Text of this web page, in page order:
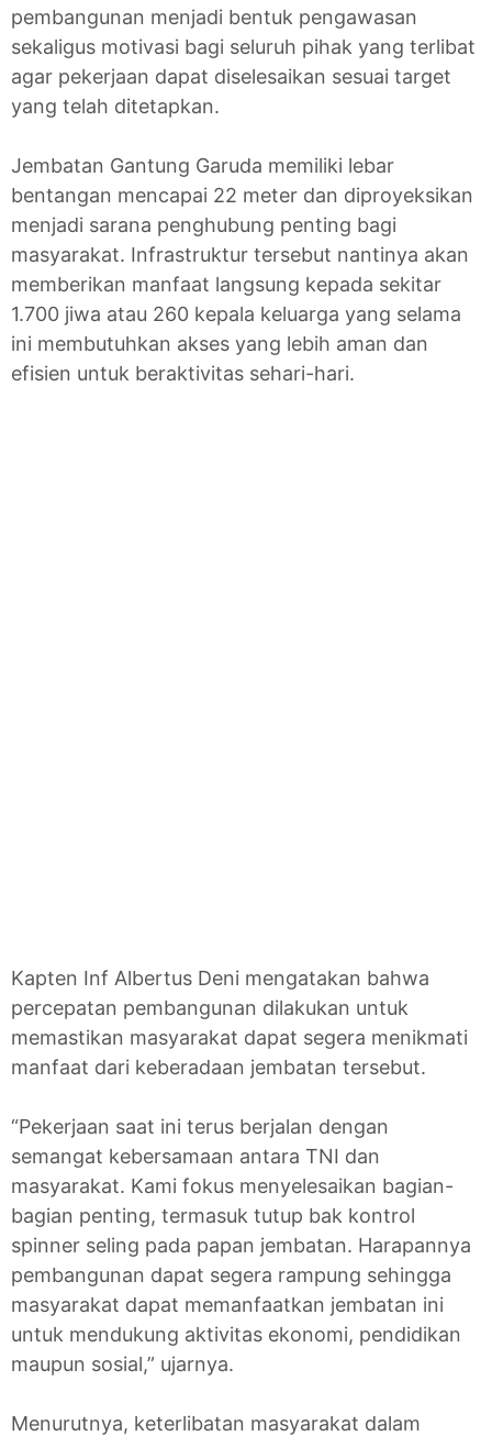
pembangunan menjadi bentuk pengawasan
sekaligus motivasi bagi seluruh pihak yang terlibat
agar pekerjaan dapat diselesaikan sesuai target
yang telah ditetapkan.
Jembatan Gantung Garuda memiliki lebar
bentangan mencapai 22 meter dan diproyeksikan
menjadi sarana penghubung penting bagi
masyarakat. Infrastruktur tersebut nantinya akan
memberikan manfaat langsung kepada sekitar
1.700 jiwa atau 260 kepala keluarga yang selama
ini membutuhkan akses yang lebih aman dan
efisien untuk beraktivitas sehari-hari.
Kapten Inf Albertus Deni mengatakan bahwa
percepatan pembangunan dilakukan untuk
memastikan masyarakat dapat segera menikmati
manfaat dari keberadaan jembatan tersebut.
“Pekerjaan saat ini terus berjalan dengan
semangat kebersamaan antara TNI dan
masyarakat. Kami fokus menyelesaikan bagian-
bagian penting, termasuk tutup bak kontrol
spinner seling pada papan jembatan. Harapannya
pembangunan dapat segera rampung sehingga
masyarakat dapat memanfaatkan jembatan ini
untuk mendukung aktivitas ekonomi, pendidikan
maupun sosial,” ujarnya.
Menurutnya, keterlibatan masyarakat dalam